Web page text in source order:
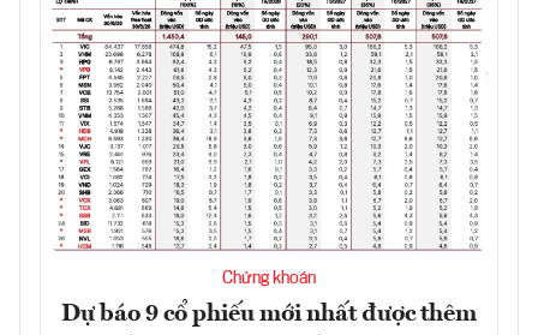
Chứng khoán
Dự báo 9 cổ phiếu mới nhất được thêm